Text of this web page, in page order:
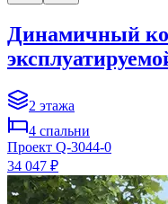
Динамичный
2 этажа
4 спальни
Проект Q-3044-0
34 047 ₽